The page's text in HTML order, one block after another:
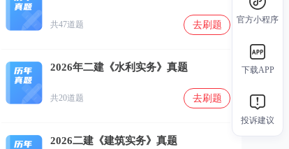
共47道题 去刷题
2026年二建《水利实务》真题
共20道题 去刷题
2026二建《建筑实务》真题
官方小程序
下载APP
投诉建议